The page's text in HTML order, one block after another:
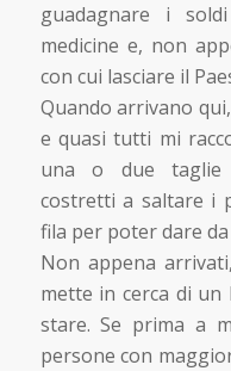
guadagnare i
medicine e, non
con cui lasciare il
Quando arrivano
e quasi tutti mi
una o due taglie
costretti a saltare i
fila per poter dare
Non appena
mette in cerca di
stare. Se prima a
persone con